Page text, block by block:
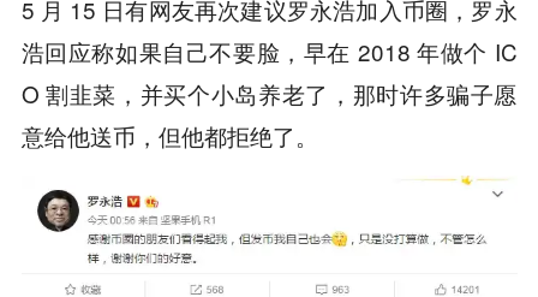
5 月 15 日有网友再次建议罗永浩加入币圈，罗永
浩回应称如果自己不要脸，早在 2018 年做个 IC
O 割韭菜，并买个小岛养老了，那时许多骗子愿
意给他送币，但他都拒绝了。